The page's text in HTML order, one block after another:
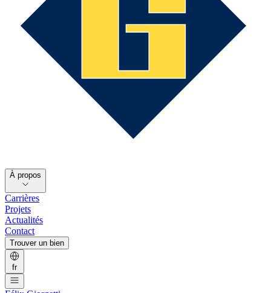
À propos
Carrières
Projets
Actualités
Contact
Trouver un bien
fr